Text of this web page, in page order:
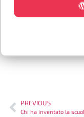
PREVIOUS
Chi ha inventato la